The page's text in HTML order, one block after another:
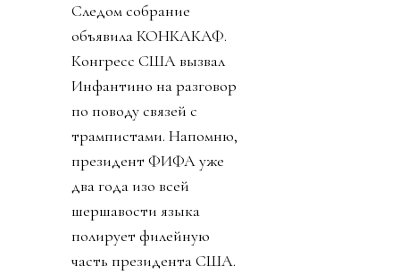
Следом собрание
объявила КОНКАКАФ.
Конгресс США вызвал
Инфантино на разговор
по поводу связей с
трампистами. Напомню,
президент ФИФА уже
два года изо всей
шершавости языка
полирует филейную
часть президента США.